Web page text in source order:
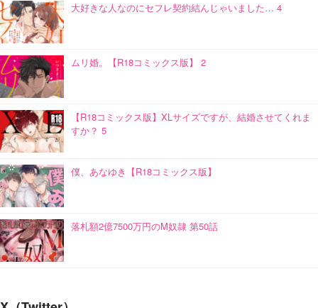
大好きな人なのにセフレ契約結んじゃいました… 4
ムリ婚。【R18コミックス版】 2
【R18コミックス版】XLサイズですが、結婚させてくれま
すか？ 5
僕、あなゆき【R18コミックス版】
落札額2億7500万円のM奴隷 第50話